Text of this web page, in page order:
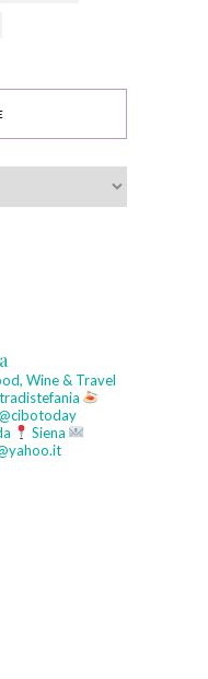
Wine & Travel
Siena